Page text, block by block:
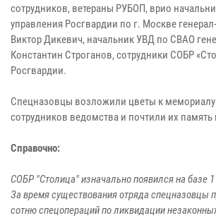
сотрудников, ветераны РУБОП, врио
управления Росгвардии по г. Москве
Виктор Дикевич, начальник УВД по СВАО
Константин Строганов, сотрудники СОБР
Росгвардии.
Спецназовцы возложили цветы к
сотрудников ведомства и почтили их
Справочно:
СОБР "Столица" изначально появился на базе
За время существования отряда спецназовцы
сотню спецопераций по ликвидации